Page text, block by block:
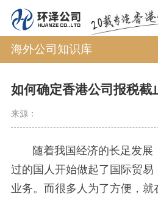
海外公司知识库
如何确定香港公司报税截
来源：
随着我国经济的长足发展
过的国人开始做起了国际贸易
业务。而很多人为了方便，就